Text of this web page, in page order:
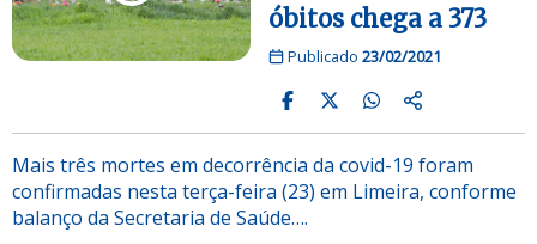
óbitos chega a 373
Publicado 23/02/2021
Mais três mortes em decorrência da covid-19 foram
confirmadas nesta terça-feira (23) em Limeira, conforme
balanço da Secretaria de Saúde….